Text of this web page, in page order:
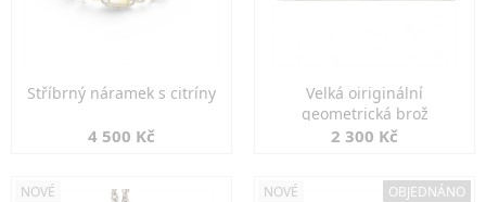
Stříbrný náramek s citríny
4 500 Kč
Velká oiriginální
geometrická brož
2 300 Kč
NOVÉ NOVÉ OBJEDNÁNO